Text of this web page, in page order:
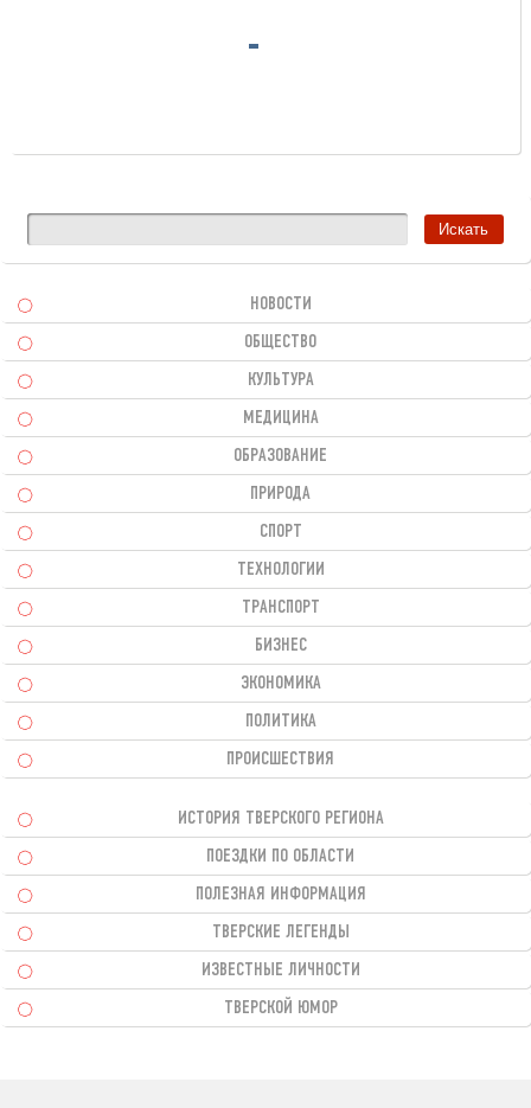
НОВОСТИ
ОБЩЕСТВО
КУЛЬТУРА
МЕДИЦИНА
ОБРАЗОВАНИЕ
ПРИРОДА
СПОРТ
ТЕХНОЛОГИИ
ТРАНСПОРТ
БИЗНЕС
ЭКОНОМИКА
ПОЛИТИКА
ПРОИСШЕСТВИЯ
ИСТОРИЯ ТВЕРСКОГО РЕГИОНА
ПОЕЗДКИ ПО ОБЛАСТИ
ПОЛЕЗНАЯ ИНФОРМАЦИЯ
ТВЕРСКИЕ ЛЕГЕНДЫ
ИЗВЕСТНЫЕ ЛИЧНОСТИ
ТВЕРСКОЙ ЮМОР